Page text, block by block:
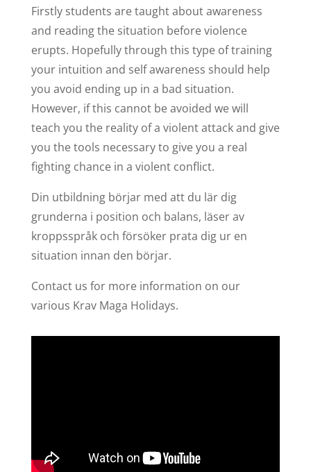
Firstly students are taught about awareness
and reading the situation before violence
erupts. Hopefully through this type of training
your intuition and self awareness should help
you avoid ending up in a bad situation.
However, if this cannot be avoided we will
teach you the reality of a violent attack and give
you the tools necessary to give you a real
fighting chance in a violent conflict.
Din utbildning börjar med att du lär dig
grunderna i position och balans, läser av
kroppsspråk och försöker prata dig ur en
situation innan den börjar.
Contact us for more information on our
various Krav Maga Holidays.